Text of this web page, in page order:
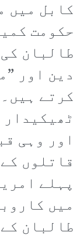
کابل میں
حکومت
طالبان
دین اور
کرتے
اور وہی
قاتلوں
پہلے
میں
طالبان